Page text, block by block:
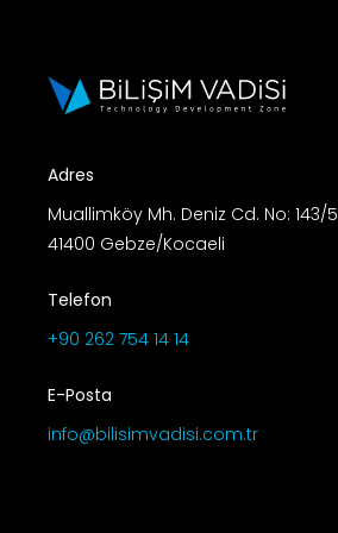
Adres
Muallimköy Mh. Deniz Cd. No: 143/5
41400 Gebze/Kocaeli
Telefon
+90 262 754 14 14
E-Posta
info@bilisimvadisi.com.tr